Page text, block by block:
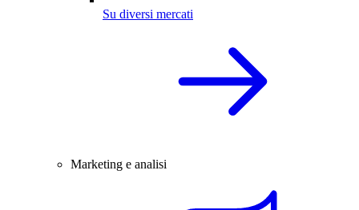
Su diversi mercati
Marketing e analisi